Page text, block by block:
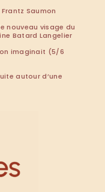
Saumon
nouveau visage du
Batard Langelier
imaginait (5/6
autour d’une